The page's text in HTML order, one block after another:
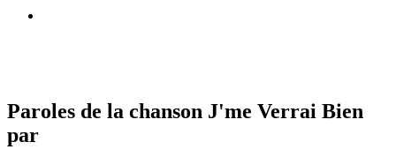
Paroles de la chanson J'me Verrai Bien
par